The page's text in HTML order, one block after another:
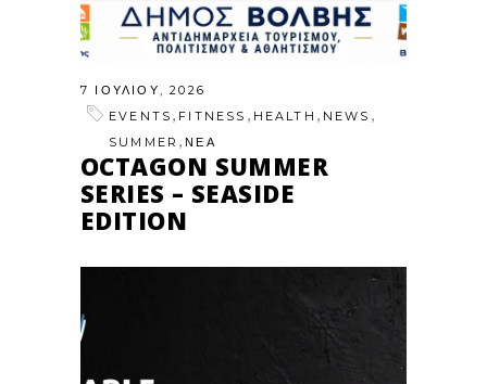
7 ΙΟΥΛΊΟΥ, 2026
EVENTS , FITNESS , HEALTH , NEWS ,
SUMMER ,ΝΕΑ
OCTAGON SUMMER
SERIES – SEASIDE
EDITION